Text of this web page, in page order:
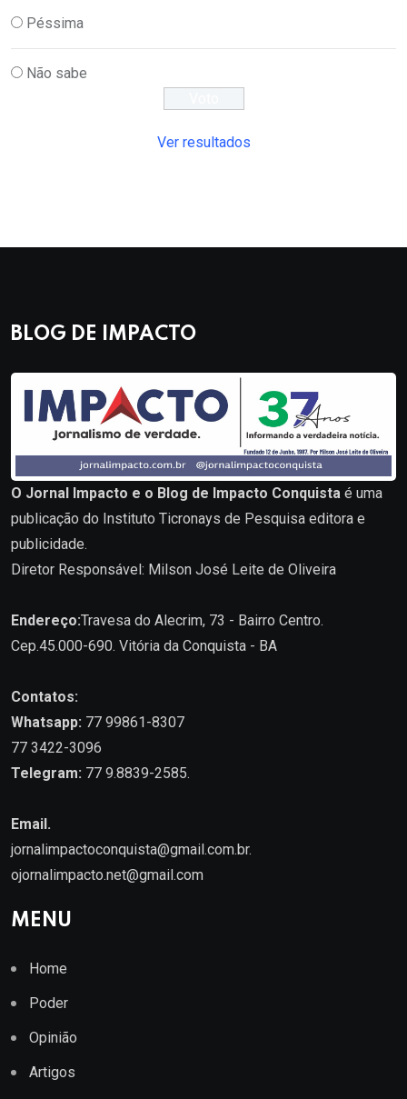
Péssima
Não sabe
Ver resultados
BLOG DE IMPACTO
O Jornal Impacto e o Blog de Impacto Conquista é uma
publicação do Instituto Ticronays de Pesquisa editora e
publicidade.
Diretor Responsável: Milson José Leite de Oliveira
Endereço:Travesa do Alecrim, 73 - Bairro Centro.
Cep.45.000-690. Vitória da Conquista - BA
Contatos:
Whatsapp: 77 99861-8307
77 3422-3096
Telegram: 77 9.8839-2585.
Email.
jornalimpactoconquista@gmail.com.br.
ojornalimpacto.net@gmail.com
MENU
Home
Poder
Opinião
Artigos